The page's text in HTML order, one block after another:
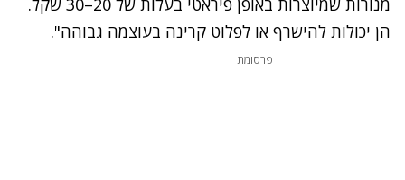
מנורות שמיוצרות באופן פיראטי בעלות של 20–30 שקל.
הן יכולות להישרף או לפלוט קרינה בעוצמה גבוהה".
פרסומת